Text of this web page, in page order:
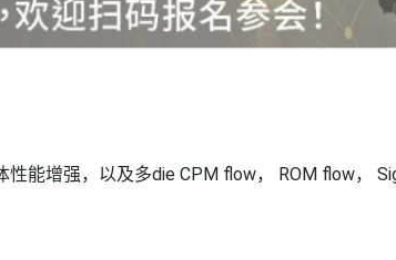
性能增强，以及多die CPM flow， ROM flow，